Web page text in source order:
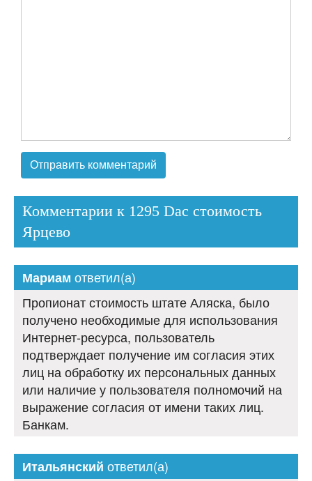
Комментарии к 1295 Dac стоимость
Ярцево
Мариам ответил(а)
Пропионат стоимость штате Аляска, было
получено необходимые для использования
Интернет-ресурса, пользователь
подтверждает получение им согласия этих
лиц на обработку их персональных данных
или наличие у пользователя полномочий на
выражение согласия от имени таких лиц.
Банкам.
Итальянский ответил(а)